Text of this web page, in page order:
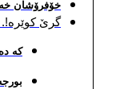
خۆفرۆشان
گرێ
كه‌